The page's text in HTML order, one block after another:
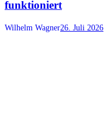
funktioniert
Wilhelm Wagner26. Juli 2026